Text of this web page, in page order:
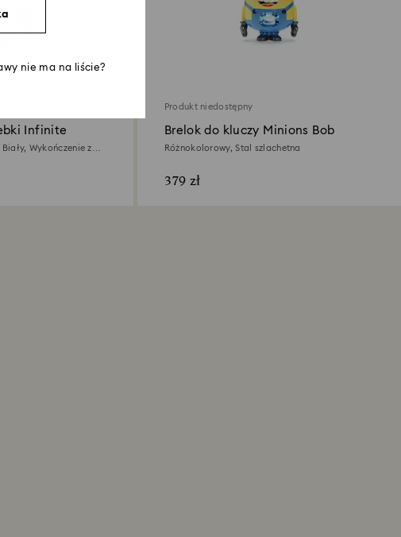
Infinite
Wykończenie z
Produkt niedostępny
Brelok do kluczy Minions Bob
Różnokolorowy, Stal szlachetna
379 zł
nie ma na liście?